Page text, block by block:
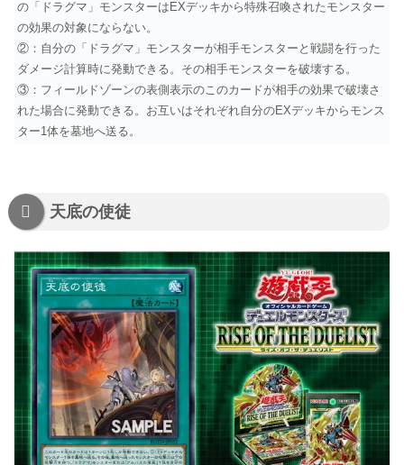
の「ドラグマ」モンスターはEXデッキから特殊召喚されたモンスター
の効果の対象にならない。
②：自分の「ドラグマ」モンスターが相手モンスターと戦闘を行った
ダメージ計算時に発動できる。その相手モンスターを破壊する。
③：フィールドゾーンの表側表示のこのカードが相手の効果で破壊さ
れた場合に発動できる。お互いはそれぞれ自分のEXデッキからモンス
ター1体を墓地へ送る。
天底の使徒